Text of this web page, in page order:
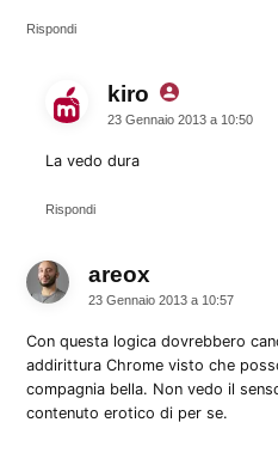
Rispondi
kiro dice:
23 Gennaio 2013 a 10:50
La vedo dura
Rispondi
areox
23 Gennaio 2013 a 10:57
Con questa logica dovrebbero
addirittura Chrome visto che
compagnia bella. Non vedo il
contenuto erotico di per se.